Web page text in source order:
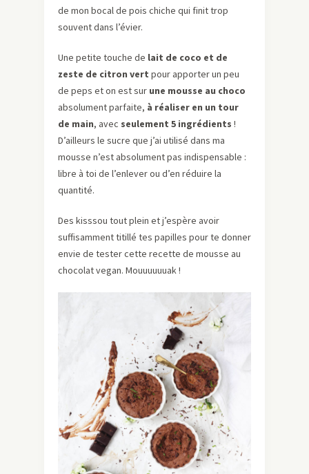
de mon bocal de pois chiche qui finit trop
souvent dans l’évier.
Une petite touche de lait de coco et de
zeste de citron vert pour apporter un peu
de peps et on est sur une mousse au choco
absolument parfaite, à réaliser en un tour
de main, avec seulement 5 ingrédients !
D’ailleurs le sucre que j’ai utilisé dans ma
mousse n’est absolument pas indispensable :
libre à toi de l’enlever ou d’en réduire la
quantité.
Des kisssou tout plein et j’espère avoir
suffisamment titillé tes papilles pour te donner
envie de tester cette recette de mousse au
chocolat vegan. Mouuuuuuak !